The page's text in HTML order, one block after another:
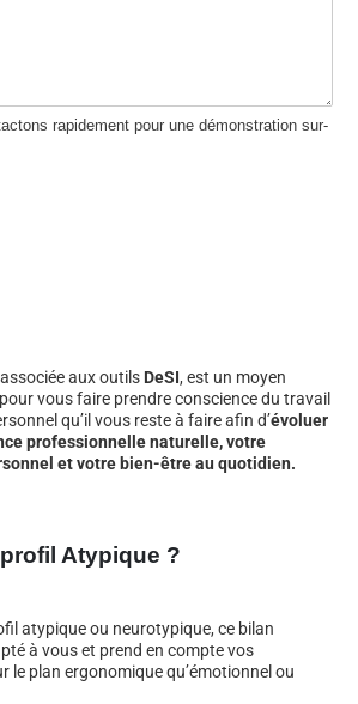
rapidement pour une démonstration sur-
aux outils DeSI, est un moyen
vous faire prendre conscience du travail
qu’il vous reste à faire afin d’évoluer
professionnelle naturelle, votre
et votre bien-être au quotidien.
Atypique ?
atypique ou neurotypique, ce bilan
à vous et prend en compte vos
le plan ergonomique qu’émotionnel ou